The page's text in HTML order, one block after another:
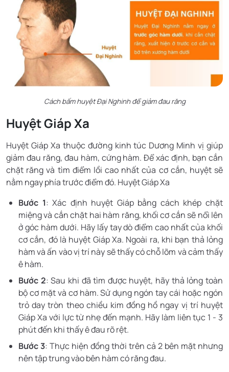
Cách bấm huyệt Đại Nghinh để giảm đau răng
Huyệt Giáp Xa
Huyệt Giáp Xa thuộc đường kinh túc Dương Minh vị giúp
giảm đau răng, đau hàm, cứng hàm. Để xác định, bạn cắn
chặt răng và tìm điểm lồi cao nhất của cơ cắn, huyệt sẽ
nằm ngay phía trước điểm đó. Huyệt Giáp Xa
Bước 1: Xác định huyệt Giáp bằng cách khép chặt
miệng và cắn chặt hai hàm răng, khối cơ cắn sẽ nổi lên
ở góc hàm dưới. Hãy lấy tay dò điểm cao nhất của khối
cơ cắn, đó là huyệt Giáp Xa. Ngoài ra, khi bạn thả lỏng
hàm và ấn vào vị trí này sẽ thấy có chỗ lõm và cảm thấy
ê hàm.
Bước 2: Sau khi đã tìm được huyệt, hãy thả lỏng toàn
bộ cơ mặt và cơ hàm. Sử dụng ngón tay cái hoặc ngón
trỏ day tròn theo chiều kim đồng hồ ngay vị trí huyệt
Giáp Xa với lực từ nhẹ đến mạnh. Hãy làm liên tục 1 - 3
phút đến khi thấy ê đau rõ rệt.
Bước 3: Thực hiện đồng thời trên cả 2 bên mặt nhưng
nên tập trung vào bên hàm có răng đau.